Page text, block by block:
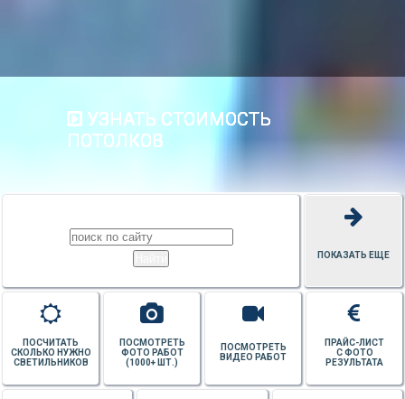
УЗНАТЬ СТОИМОСТЬ
ПОТОЛКОВ
ПОКАЗАТЬ ЕЩЕ
ПРАЙС-ЛИСТ
С ФОТО
РЕЗУЛЬТАТА
ПОСМОТРЕТЬ
ВИДЕО РАБОТ
ПОСМОТРЕТЬ
ФОТО РАБОТ
(1000+ ШТ.)
ПОСЧИТАТЬ
СКОЛЬКО НУЖНО
СВЕТИЛЬНИКОВ